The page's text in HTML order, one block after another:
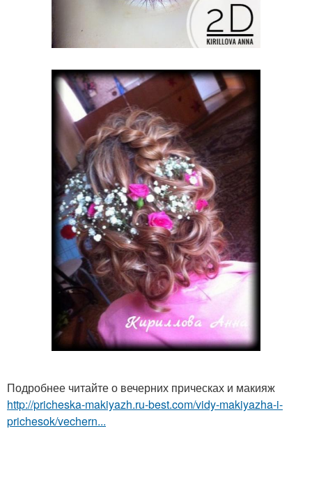
Подробнее читайте о вечерних прическах и макияж
http://pricheska-makiyazh.ru-best.com/vidy-makiyazha-i-
prichesok/vechern...